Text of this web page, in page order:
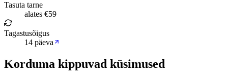
Tasuta tarne
alates €59
Tagastusõigus
14 päeva
Korduma kippuvad küsimused